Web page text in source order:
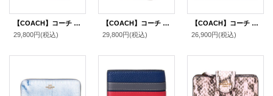
【COACH】コーチ コーティングキャンバス スムースレザー シグネチャー リストレット ロング ジップ アラウンド 長財布 カーキ×ブラック（日本未発売）
29,800円(税込)
【COACH】コーチ 長財布 コーティングキャンバス レザー シグネチャー リストレット ロング ジップ アラウンド 長財布 タン×ブラウン（日本未発売）
29,800円(税込)
【COACH】コーチ 財布 ぺブルレザー ロゴ ミディアム コーナー ジップ ウォレット 二つ折り財布 ダークストーン（日本未発売）
26,900円(税込)